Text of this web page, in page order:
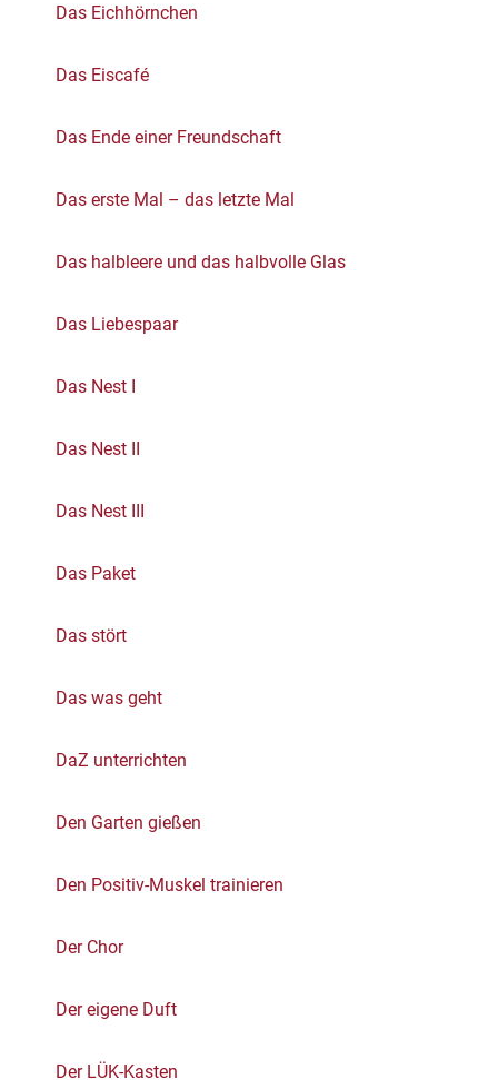
Das Eichhörnchen
Das Eiscafé
Das Ende einer Freundschaft
Das erste Mal – das letzte Mal
Das halbleere und das halbvolle Glas
Das Liebespaar
Das Nest I
Das Nest II
Das Nest III
Das Paket
Das stört
Das was geht
DaZ unterrichten
Den Garten gießen
Den Positiv-Muskel trainieren
Der Chor
Der eigene Duft
Der LÜK-Kasten